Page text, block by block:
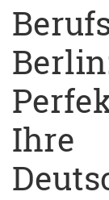
Ihre